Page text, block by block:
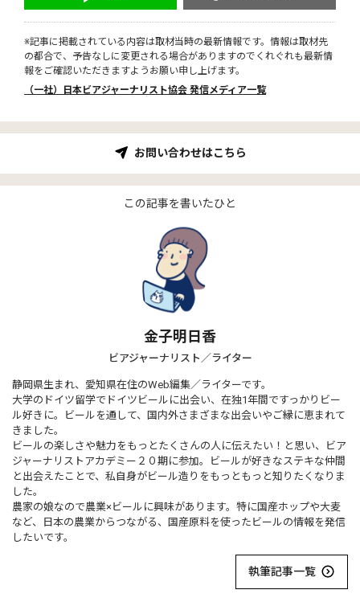
※記事に掲載されている内容は取材当時の最新情報です。情報は取材先
の都合で、予告なしに変更される場合がありますのでくれぐれも最新情
報をご確認いただきますようお願い申し上げます。
（一社）日本ビアジャーナリスト協会 発信メディア一覧
お問い合わせはこちら
この記事を書いたひと
金子明日香
ビアジャーナリスト／ライター
静岡県生まれ、愛知県在住のWeb編集／ライターです。
大学のドイツ留学でドイツビールに出会い、在独1年間ですっかりビー
ル好きに。ビールを通して、国内外さまざまな出会いやご縁に恵まれて
きました。
ビールの楽しさや魅力をもっとたくさんの人に伝えたい！と思い、ビア
ジャーナリストアカデミー２０期に参加。ビールが好きなステキな仲間
と出会えたことで、私自身がビール造りをもっともっと知りたくなりま
した。
農家の娘なので農業×ビールに興味があります。特に国産ホップや大麦
など、日本の農業からつながる、国産原料を使ったビールの情報を発信
したいです。
執筆記事一覧